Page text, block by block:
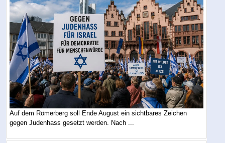
Auf dem Römerberg soll Ende August ein sichtbares Zeichen
gegen Judenhass gesetzt werden. Nach ...